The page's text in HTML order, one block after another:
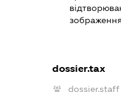
зображення
dossier.tax
dossier.staff